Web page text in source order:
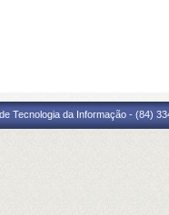
Tecnologia da Informação - (84)